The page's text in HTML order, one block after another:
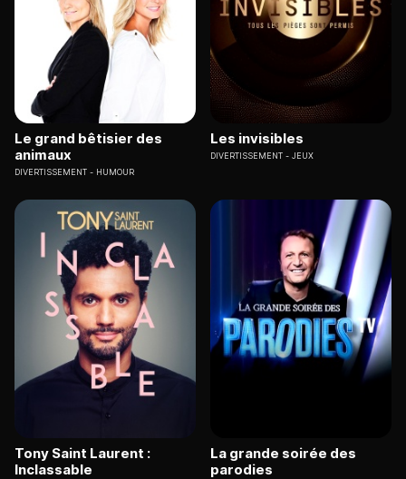
Le grand bêtisier des
animaux
DIVERTISSEMENT HUMOUR
Les invisibles
DIVERTISSEMENT JEUX
Tony Saint Laurent :
Inclassable
La grande soirée des
parodies